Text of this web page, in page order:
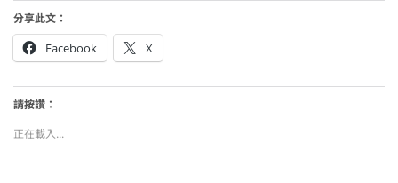
分享此文：
Facebook X
請按讚：
正在載入...